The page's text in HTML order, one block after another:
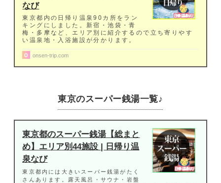
なび
東京都内の日帰り温泉90カ所をラン
キングにしました。新宿・池袋・青
梅・多摩など、エリア別に紹介するので立ち寄りやす
い温泉地・入浴施設が分かります。
onsen-trip.com
東京のスーパー銭湯一覧♪
東京都のスーパー銭湯【総まと
め】エリア別44施設 | 日帰り温
泉なび
東京都内には大きいスーパー銭湯がたく
さんあります。露天風呂・サウナ・岩盤